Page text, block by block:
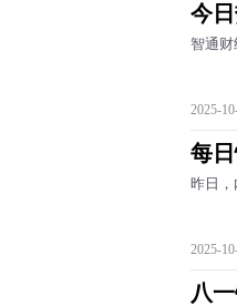
今
智通
2025-
每
昨日
2025-
八